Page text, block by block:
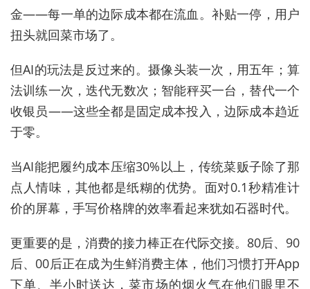
金——每一单的边际成本都在流血。补贴一停，用户
扭头就回菜市场了。
但AI的玩法是反过来的。摄像头装一次，用五年；算
法训练一次，迭代无数次；智能秤买一台，替代一个
收银员——这些全都是固定成本投入，边际成本趋近
于零。
当AI能把履约成本压缩30%以上，传统菜贩子除了那
点人情味，其他都是纸糊的优势。面对0.1秒精准计
价的屏幕，手写价格牌的效率看起来犹如石器时代。
更重要的是，消费的接力棒正在代际交接。80后、90
后、00后正在成为生鲜消费主体，他们习惯打开App
下单、半小时送达，菜市场的烟火气在他们眼里不